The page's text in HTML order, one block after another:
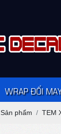
WRAP ĐỔI
Sản phẩm TEM